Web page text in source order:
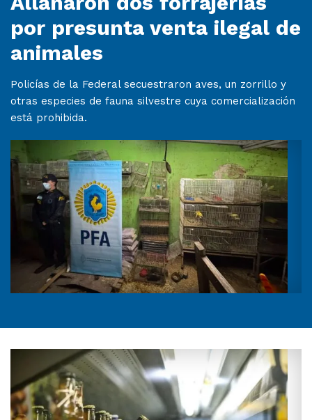
por presunta venta ilegal de
animales
Policías de la Federal secuestraron aves, un zorrillo y
otras especies de fauna silvestre cuya comercialización
está prohibida.